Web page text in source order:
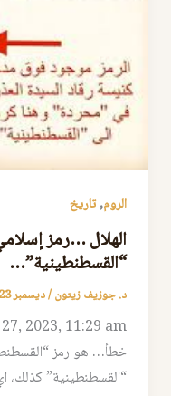
الروم,تاريخ
الهلال …رمز
“القسطنطينية”…
د. جوزيف زيتون/ديسمبر 23, 2024
خطأ… هو رمز
“القسطنطينية” كذلك،